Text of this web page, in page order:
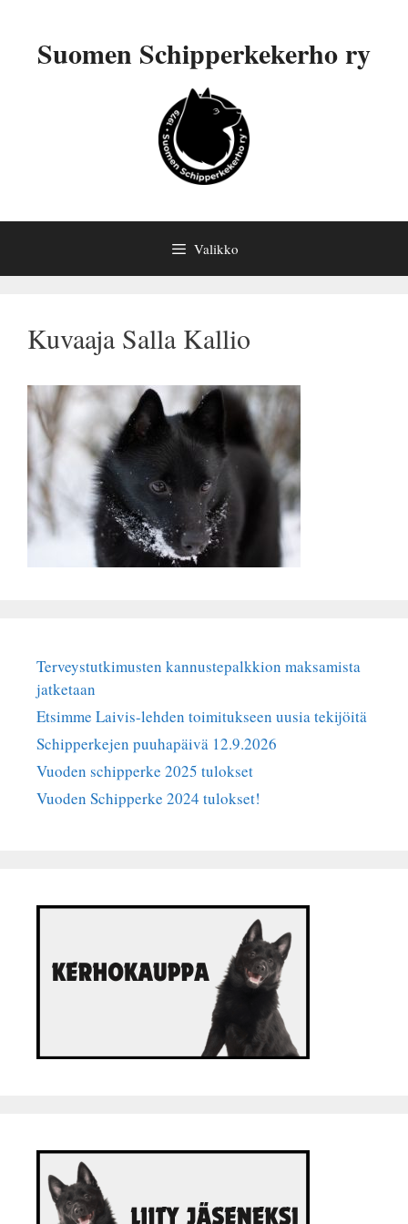
Suomen Schipperkekerho ry
Valikko
Kuvaaja Salla Kallio
Terveystutkimusten kannustepalkkion maksamista
jatketaan
Etsimme Laivis-lehden toimitukseen uusia tekijöitä
Schipperkejen puuhapäivä 12.9.2026
Vuoden schipperke 2025 tulokset
Vuoden Schipperke 2024 tulokset!